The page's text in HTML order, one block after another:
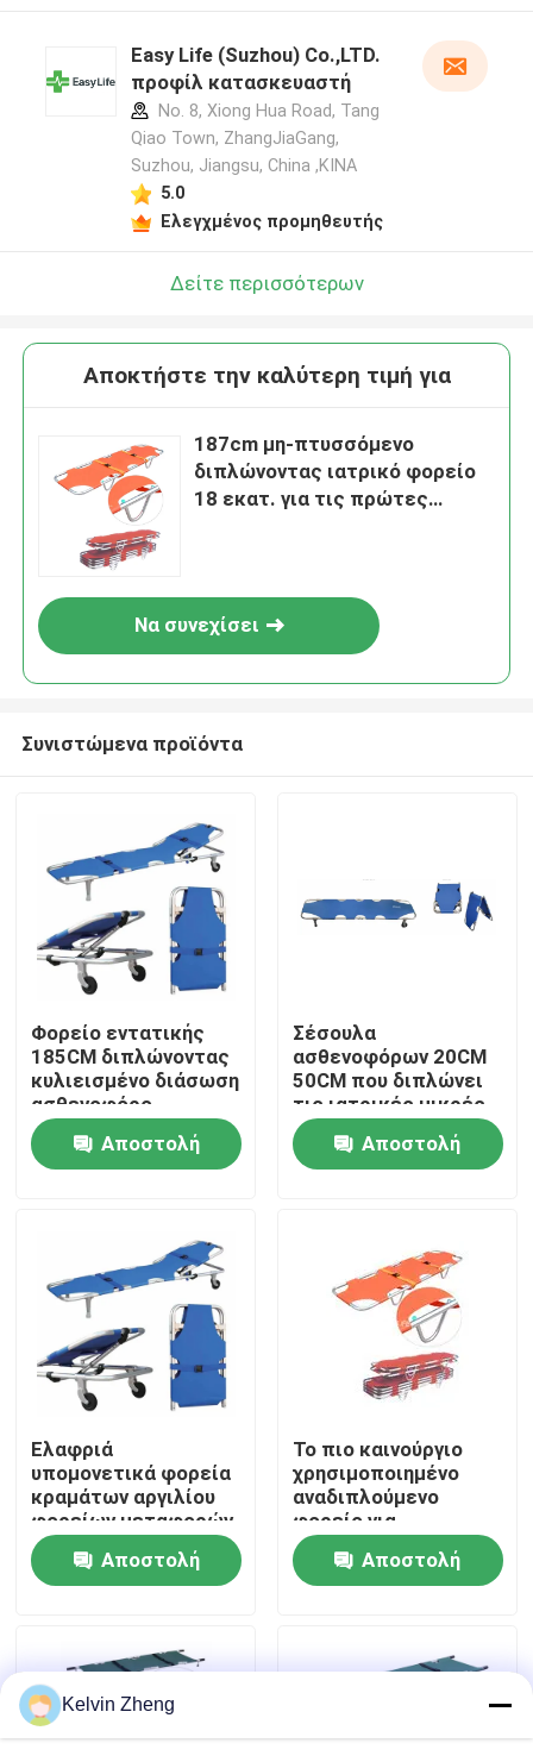
Σπίτι
Προϊόντα
Σχετικά με εμάς
Επισκέψεις στο εργοστάσιο
Έλεγχος ποιότητας
Επικοινωνήστε μαζί μας
Υποθέσεις
Easy Life (Suzhou) Co.,LTD.
προφίλ κατασκευαστή
No. 8, Xiong Hua Road, Tang
Qiao Town, ZhangJiaGang,
Suzhou, Jiangsu, China ,ΚΙΝΑ
5.0
Ελεγχμένος προμηθευτής
Δείτε περισσότερων
Αποκτήστε την καλύτερη τιμή για
187cm μη-πτυσσόμενο
διπλώνοντας ιατρικό φορείο
18 εκατ. για τις πρώτες
Να συνεχίσει
Συνιστώμενα προϊόντα
Φορείο εντατικής
185CM διπλώνοντας
κυλιεισμένο διάσωση
ασθενοφόρο
νοσοκομείων 60
βαθμώνΑποστολή
Σέσουλα
ασθενοφόρων 20CM
50CM που διπλώνει
τις ιατρικές μικρές
ρόδες φορείων για
το νοσοκομείο
Αποστολή
Ελαφριά
υπομονετικά φορεία
κραμάτων αργιλίου
φορείων μεταφορών
με το ιατρικό
κρεβάτι φορείων
έκτακτης ανάγκης
Αποστολή
Το πιο καινούργιο
χρησιμοποιημένο
αναδιπλούμενο
φορείο για
τραυματίες.
Αποστολή
Kelvin Zheng